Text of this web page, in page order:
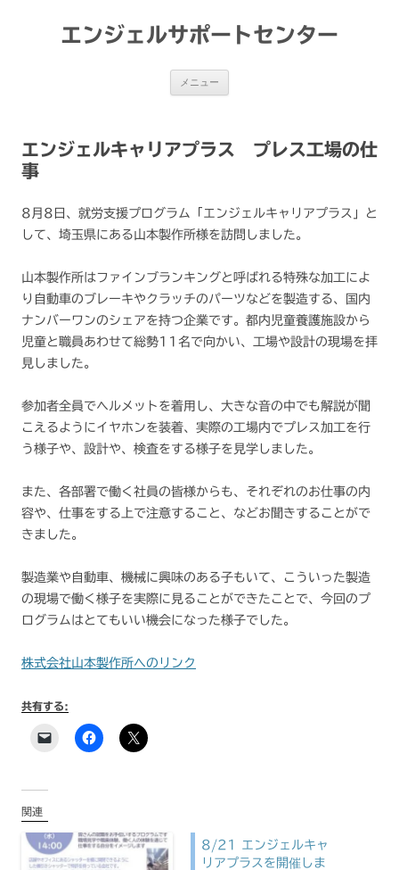
エンジェルサポートセンター
メニュー
エンジェルキャリアプラス プレス工場の仕
事
8月8日、就労支援プログラム「エンジェルキャリアプラス」と
して、埼玉県にある山本製作所様を訪問しました。
山本製作所はファインブランキングと呼ばれる特殊な加工によ
り自動車のブレーキやクラッチのパーツなどを製造する、国内
ナンバーワンのシェアを持つ企業です。都内児童養護施設から
児童と職員あわせて総勢11名で向かい、工場や設計の現場を拝
見しました。
参加者全員でヘルメットを着用し、大きな音の中でも解説が聞
こえるようにイヤホンを装着、実際の工場内でプレス加工を行
う様子や、設計や、検査をする様子を見学しました。
また、各部署で働く社員の皆様からも、それぞれのお仕事の内
容や、仕事をする上で注意すること、などお聞きすることがで
きました。
製造業や自動車、機械に興味のある子もいて、こういった製造
の現場で働く様子を実際に見ることができたことで、今回のプ
ログラムはとてもいい機会になった様子でした。
株式会社山本製作所へのリンク
共有する:
関連
8/21 エンジェルキャ
リアプラスを開催しま